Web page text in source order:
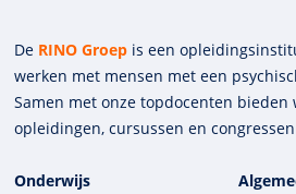
De RINO Groep is een
werken met mensen met een
Samen met onze top­docenten bieden
opleidingen, cursussen en
Onderwijs